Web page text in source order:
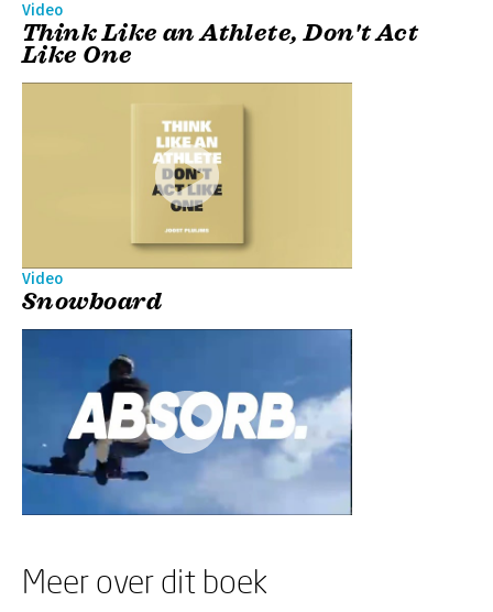
Video
Think Like an Athlete, Don't Act
Like One
Video
Snowboard
Meer over dit boek